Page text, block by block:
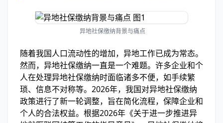
异地社保缴纳背景与痛点
随着我国人口流动性的增加，异地工作已成为常态。
然而，异地社保缴纳一直是一个难题。许多企业和个
人在处理异地社保缴纳时面临诸多不便，如手续繁
琐、信息不对称等。2026年，我国对异地社保缴纳
政策进行了新一轮调整，旨在简化流程，保障企业和
个人的合法权益。根据2026年《关于进一步推进异